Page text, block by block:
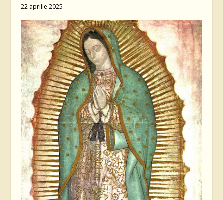
22 aprilie 2025